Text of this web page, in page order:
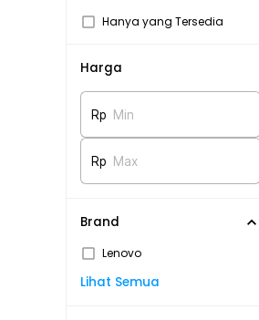
Hanya yang Tersedia
Harga
Rp Min
Rp Max
Brand
Lenovo
Lihat Semua